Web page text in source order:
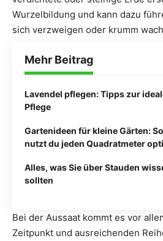
Wurzelbildung und kann dazu
sich verzweigen oder krumm
Mehr Beitrag
Lavendel pflegen: Tipps zur
Pflege
Gartenideen für kleine Gärten: So
nutzt du jeden Quadratmeter
Alles, was Sie über Stauden
sollten
Bei der Aussaat kommt es vor
Zeitpunkt und ausreichenden